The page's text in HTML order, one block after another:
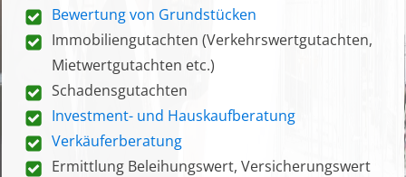
Bewertung von Grundstücken
Immobiliengutachten (Verkehrswertgutachten,
Mietwertgutachten etc.)
Schadensgutachten
Investment- und Hauskaufberatung
Verkäuferberatung
Ermittlung Beleihungswert, Versicherungswert